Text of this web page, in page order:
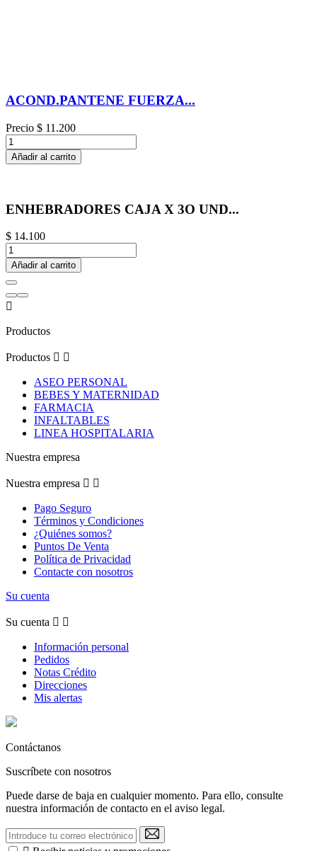
ACOND.PANTENE FUERZA...
Precio $ 11.200
Añadir al carrito
ENHEBRADORES CAJA X 3O UND...
$ 14.100
Añadir al carrito

Productos
Productos  
ASEO PERSONAL
BEBES Y MATERNIDAD
FARMACIA
INFALTABLES
LINEA HOSPITALARIA
Nuestra empresa
Nuestra empresa  
Pago Seguro
Términos y Condiciones
¿Quiénes somos?
Puntos De Venta
Política de Privacidad
Contacte con nosotros
Su cuenta
Su cuenta  
Información personal
Pedidos
Notas Crédito
Direcciones
Mis alertas
Contáctanos
Suscríbete con nosotros
Puede darse de baja en cualquier momento. Para ello, consulte
nuestra información de contacto en el aviso legal.